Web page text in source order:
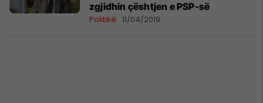
zgjidhin çështjen e PSP-së
Politikë 11/04/2019